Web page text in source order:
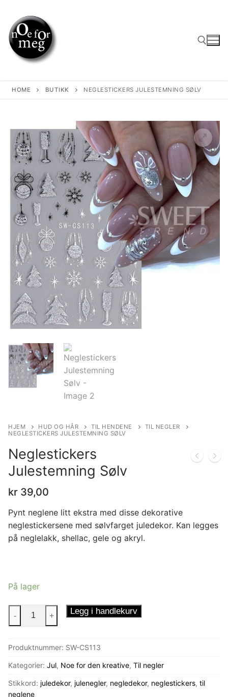
content
HOME BUTIKK NEGLESTICKERS JULESTEMNING SØLV
HJEM HUD OG HÅR TIL HENDENE
TIL NEGLER
NEGLESTICKERS JULESTEMNING SØLV
Neglestickers
Julestemning Sølv
kr 39,00
Pynt neglene litt ekstra med disse dekorative
neglestickersene med sølvfarget juledekor. Kan legges
på neglelakk, shellac, gele og akryl.
På lager
Neglestickers
Julestemning
antall
- + Legg i handlekurv
Produktnummer: SW-CS113
Kategorier: Jul, Noe for den kreative, Til negler
Stikkord: juledekor, julenegler, negledekor, neglestickers, til
neglene